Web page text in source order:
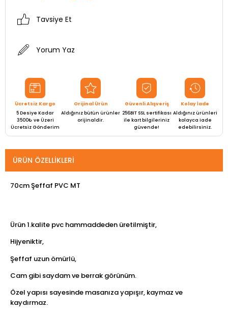
Tavsiye Et
Yorum Yaz
Ücretsiz Kargo
5 Desiye Kadar
3500₺ ve Üzeri
Ücretsiz Gönderim
Orijinal Ürün
Aldığınız bütün ürünler
orijinaldir.
Güvenli Alışveriş
256BIT SSL sertifikası
ile kart bilgileriniz
güvende!
Kolay İade
Aldığınız ürünleri
kolayca iade
edebilirsiniz.
ÜRÜN ÖZELLIKLERI
70cm Şeffaf PVC MT
Ürün 1.kalite pvc hammaddeden üretilmiştir,
Hijyeniktir,
Şeffaf uzun ömürlü,
Cam gibi saydam ve berrak görünüm.
Özel yapısı sayesinde masanıza yapışır, kaymaz ve
kaydırmaz.